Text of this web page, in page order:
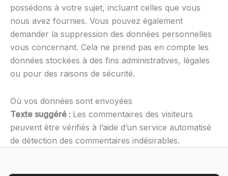
possédons à votre sujet, incluant celles que vous
nous avez fournies. Vous pouvez également
demander la suppression des données personnelles
vous concernant. Cela ne prend pas en compte les
données stockées à des fins administratives, légales
ou pour des raisons de sécurité.
Où vos données sont envoyées
Texte suggéré : Les commentaires des visiteurs
peuvent être vérifiés à l’aide d’un service automatisé
de détection des commentaires indésirables.